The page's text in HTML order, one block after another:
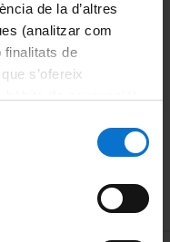
de la d’altres
(analitzar com
finalitats de
s’ofereix
lloc web de la
signar-lo